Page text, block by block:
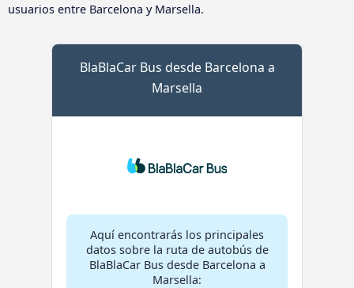
usuarios entre Barcelona y Marsella.
BlaBlaCar Bus desde Barcelona a
Marsella
Aquí encontrarás los principales
datos sobre la ruta de autobús de
BlaBlaCar Bus desde Barcelona a
Marsella: